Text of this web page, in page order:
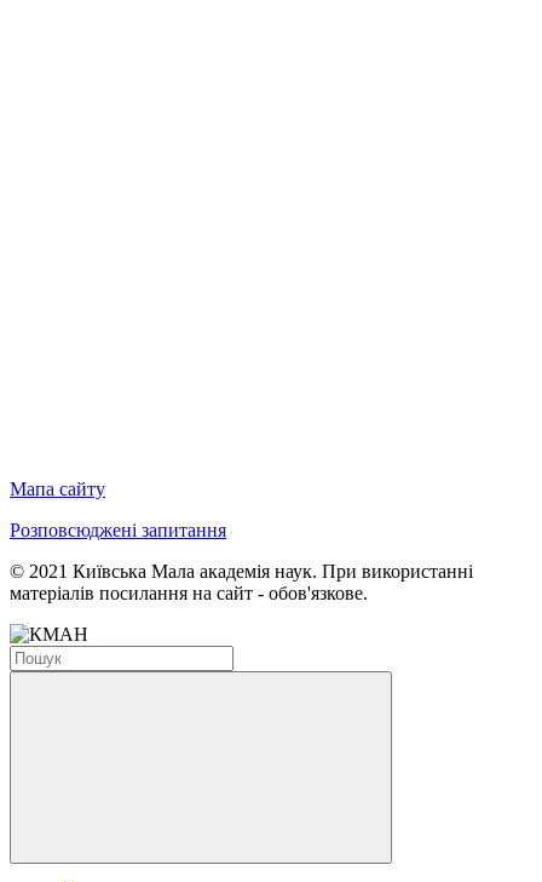
Мапа сайту
Розповсюджені запитання
© 2021 Київська Мала академія наук. При використанні
матеріалів посилання на сайт - обов'язкове.